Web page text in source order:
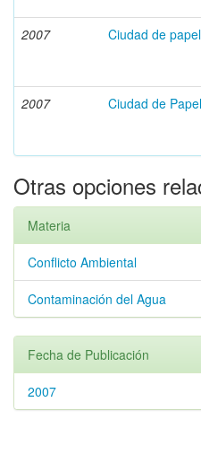
2007
Ciudad de
2007
Ciudad de
Otras opciones
Materia
Conflicto Ambiental
Contaminación del Agua
Fecha de Publicación
2007